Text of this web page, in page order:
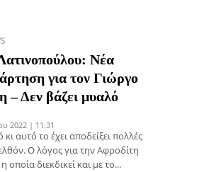
Νέα
για τον Γιώργο
– Δεν βάζει μυαλό
2022 | 11:31
αυτό το έχει αποδείξει πολλές
Ο λόγος για την Αφροδίτη
οποία διεκδικεί και με το...